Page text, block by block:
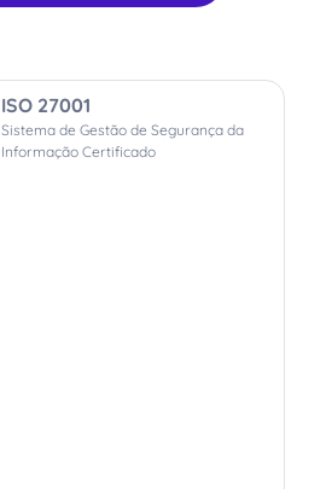
ISO 27001
Sistema de Gestão de Segurança da
Informação Certificado